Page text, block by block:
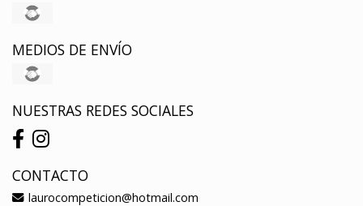
MEDIOS DE ENVÍO
NUESTRAS REDES SOCIALES
CONTACTO
laurocompeticion@hotmail.com